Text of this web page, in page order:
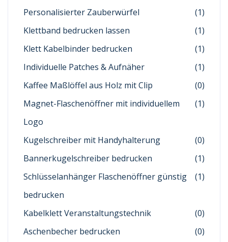
Personalisierter Zauberwürfel
(1)
Klettband bedrucken lassen
(1)
Klett Kabelbinder bedrucken
(1)
Individuelle Patches & Aufnäher
(1)
Kaffee Maßlöffel aus Holz mit Clip
(0)
Magnet-Flaschenöffner mit individuellem
Logo
(1)
Kugelschreiber mit Handyhalterung
(0)
Bannerkugelschreiber bedrucken
(1)
Schlüsselanhänger Flaschenöffner günstig
bedrucken
(1)
Kabelklett Veranstaltungstechnik
(0)
Aschenbecher bedrucken
(0)